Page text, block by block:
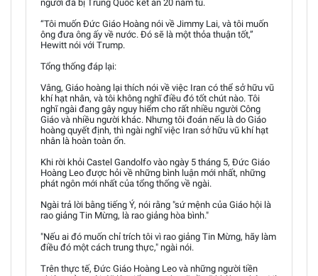
người đã bị Trung Quốc kết án 20 năm tù.
“Tôi muốn Đức Giáo Hoàng nói về Jimmy Lai, và tôi muốn
ông đưa ông ấy về nước. Đó sẽ là một thỏa thuận tốt,”
Hewitt nói với Trump.
Tổng thống đáp lại:
Vâng, Giáo hoàng lại thích nói về việc Iran có thể sở hữu vũ
khí hạt nhân, và tôi không nghĩ điều đó tốt chút nào. Tôi
nghĩ ngài đang gây nguy hiểm cho rất nhiều người Công
Giáo và nhiều người khác. Nhưng tôi đoán nếu là do Giáo
hoàng quyết định, thì ngài nghĩ việc Iran sở hữu vũ khí hạt
nhân là hoàn toàn ổn.
Khi rời khỏi Castel Gandolfo vào ngày 5 tháng 5, Đức Giáo
Hoàng Leo được hỏi về những bình luận mới nhất, những
phát ngôn mới nhất của tổng thống về ngài.
Ngài trả lời bằng tiếng Ý, nói rằng "sứ mệnh của Giáo hội là
rao giảng Tin Mừng, là rao giảng hòa bình."
"Nếu ai đó muốn chỉ trích tôi vì rao giảng Tin Mừng, hãy làm
điều đó một cách trung thực," ngài nói.
Trên thực tế, Đức Giáo Hoàng Leo và những người tiền